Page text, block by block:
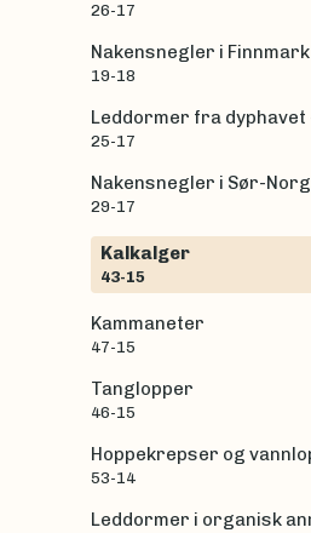
26-17
Nakensnegler i
19-18
Leddormer fra dyphavet
25-17
Nakensnegler i Sør-
29-17
Kalkalger
43-15
Kammaneter
47-15
Tanglopper
46-15
Hoppekrepser og
53-14
Leddormer i organisk